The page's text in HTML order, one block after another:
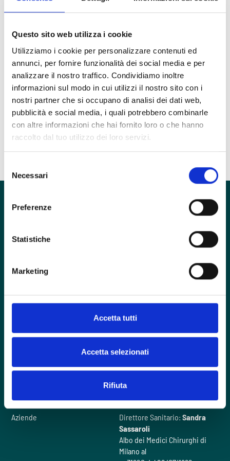
Questo sito web utilizza i cookie
Utilizziamo i cookie per personalizzare contenuti ed
annunci, per fornire funzionalità dei social media e per
analizzare il nostro traffico. Condividiamo inoltre
informazioni sul modo in cui utilizzi il nostro sito con i
nostri partner che si occupano di analisi dei dati web,
pubblicità e social media, i quali potrebbero combinarle
con altre informazioni che hai fornito loro o che hanno
raccolto dal tuo utilizzo dei loro servizi.
delNecessari
Preferenze
Statistiche
Marketing
Accetta tutti
Accetta selezionati
Rifiuta
Unità Clinica
Depressione e Disturbi dell'umore
Ruolo
Psicoterapeuta
Esercita in
02 00705120
Domande frequenti
Cosa facciamo
Videogallery
Aziende
Direttore Sanitario: Sandra
Sassaroli
Albo dei Medici Chirurghi di
Milano al